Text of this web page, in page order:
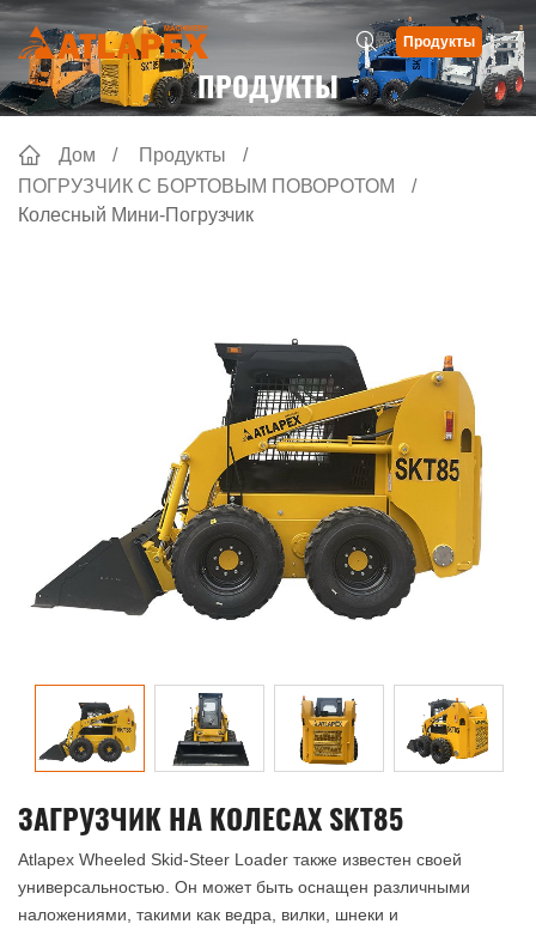
Продукты
ПРОДУКТЫ
Дом
Продукты
ПОГРУЗЧИК С БОРТОВЫМ ПОВОРОТОМ
Колесный Мини-Погрузчик
ЗАГРУЗЧИК НА КОЛЕСАХ SKT85
Atlapex Wheeled Skid-Steer Loader также известен своей
универсальностью. Он может быть оснащен различными
наложениями, такими как ведра, вилки, шнеки и